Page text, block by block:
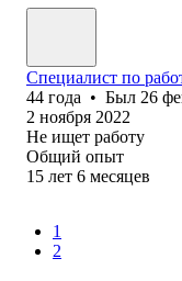
Специалист по
44 года • Был 26
2 ноября 2022
Не ищет работу
Общий опыт
15 лет 6 месяцев
1
2